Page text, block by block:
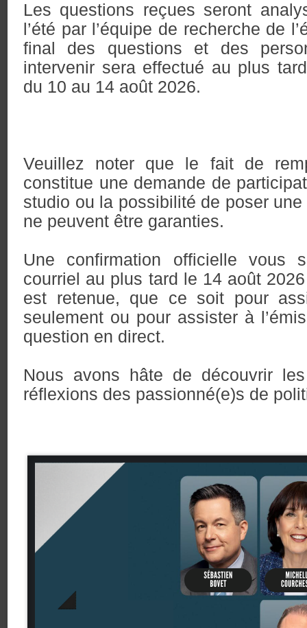
Les questions reçues seront
l’été par l’équipe de recherche de
final des questions et des
intervenir sera effectué au plus
du 10 au 14 août 2026.
Veuillez noter que le fait de
constitue une demande de
studio ou la possibilité de poser
ne peuvent être garanties.
Une confirmation officielle vous
courriel au plus tard le 14 août
est retenue, que ce soit pour
seulement ou pour assister à
question en direct.
Nous avons hâte de découvrir
réflexions des passionné(e)s de